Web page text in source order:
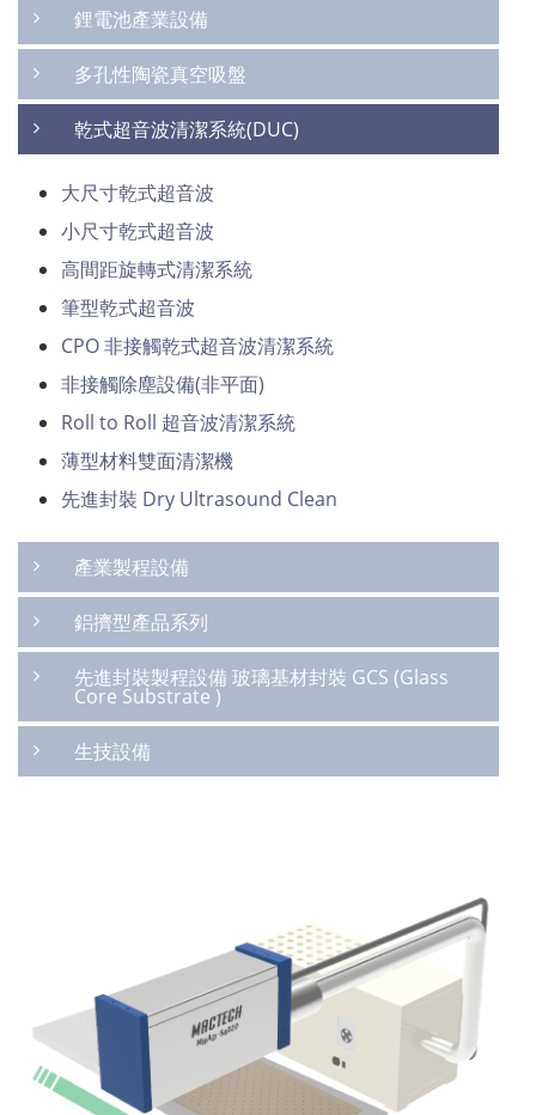
鋰電池產業設備
多孔性陶瓷真空吸盤
乾式超音波清潔系統(DUC)
大尺寸乾式超音波
小尺寸乾式超音波
高間距旋轉式清潔系統
筆型乾式超音波
CPO 非接觸乾式超音波清潔系統
非接觸除塵設備(非平面)
Roll to Roll 超音波清潔系統
薄型材料雙面清潔機
先進封裝 Dry Ultrasound Clean
產業製程設備
鋁擠型產品系列
先進封裝製程設備 玻璃基材封裝 GCS (Glass
Core Substrate )
生技設備